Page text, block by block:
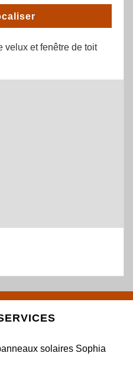
velux et fenêtre de toit
solaires Sophia